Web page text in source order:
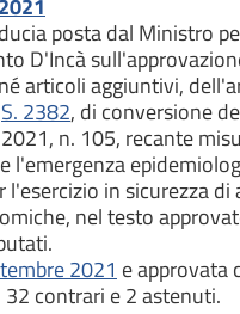
posta dal Ministro
D'Incà
articoli aggiuntivi,
S. 2382, di conversione
n. 105, recante
l'emergenza
l'esercizio in sicurezza
nel testo
2021 e approvata
contrari e 2 astenuti.